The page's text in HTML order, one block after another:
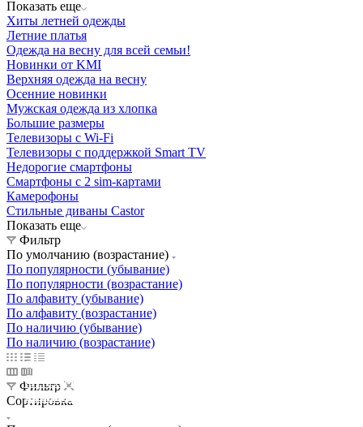
Показать еще
Хиты летней одежды
Летние платья
Одежда на весну для всей семьи!
Новинки от KMI
Верхняя одежда на весну
Осенние новинки
Мужская одежда из хлопка
Большие размеры
Телевизоры с Wi-Fi
Телевизоры с поддержкой Smart TV
Недорогие смартфоны
Смартфоны с 2 sim-картами
Камерофоны
Стильные диваны Castor
Показать еще
Фильтр
По умолчанию (возрастание)
По популярности (убывание)
По популярности (возрастание)
По алфавиту (убывание)
По алфавиту (возрастание)
По наличию (убывание)
По наличию (возрастание)
Фильтр
Сортировка
Освещение
Здания префектуры ТиНАО
Освещение
Калужский завод путевых машин и гидроприводов
Освещение
СТРОИТЕЛЬНЫЙ ГИПЕРМАРКЕТ «ЛЕРУА
МЕРЛЕН»
Освещение
Железнодорожный вокзал Арзамас-1